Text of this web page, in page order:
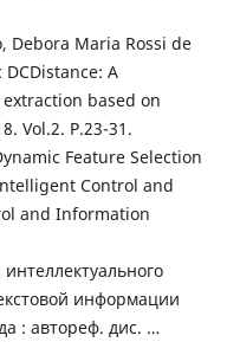
Debora Maria Rossi de
A
based on
Vol.2. P.23-31.
Feature Selection
Control and
and Information
информации
: автореф. дис. …